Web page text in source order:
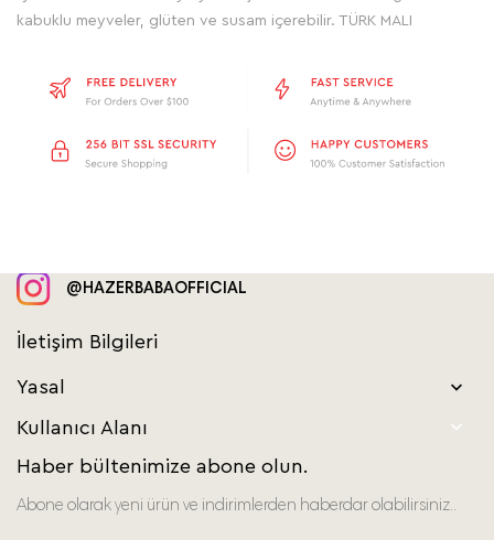
kabuklu meyveler, glüten ve susam içerebilir. TÜRK MALI
İletişim Bilgileri
@HAZERBABAOFFICIAL
Yasal 
Kullanıcı Alanı 
Haber bültenimize abone olun.
Abone olarak yeni ürün ve indirimlerden haberdar olabilirsiniz..